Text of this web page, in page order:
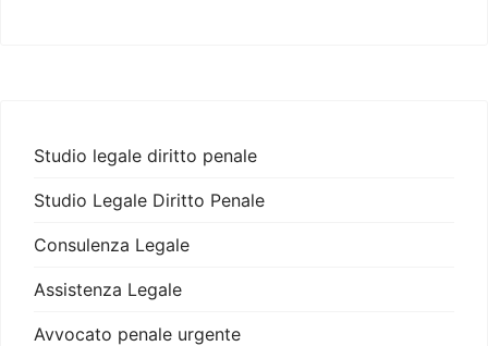
Studio legale diritto penale
Studio Legale Diritto Penale
Consulenza Legale
Assistenza Legale
Avvocato penale urgente